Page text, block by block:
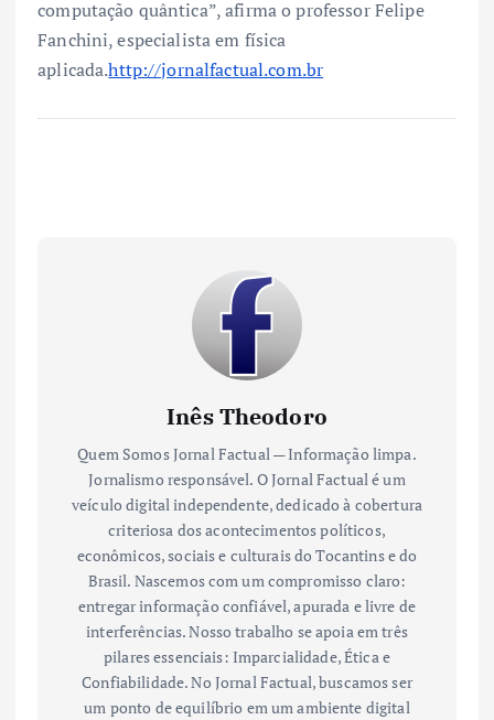
computação quântica”, afirma o professor Felipe
Fanchini, especialista em física
aplicada.http://jornalfactual.com.br
Inês Theodoro
Quem Somos Jornal Factual — Informação limpa.
Jornalismo responsável. O Jornal Factual é um
veículo digital independente, dedicado à cobertura
criteriosa dos acontecimentos políticos,
econômicos, sociais e culturais do Tocantins e do
Brasil. Nascemos com um compromisso claro:
entregar informação confiável, apurada e livre de
interferências. Nosso trabalho se apoia em três
pilares essenciais: Imparcialidade, Ética e
Confiabilidade. No Jornal Factual, buscamos ser
um ponto de equilíbrio em um ambiente digital